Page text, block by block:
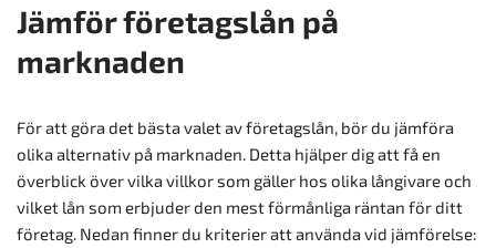
Jämför företagslån på
marknaden
För att göra det bästa valet av företagslån, bör du jämföra
olika alternativ på marknaden. Detta hjälper dig att få en
överblick över vilka villkor som gäller hos olika långivare och
vilket lån som erbjuder den mest förmånliga räntan för ditt
företag. Nedan finner du kriterier att använda vid jämförelse: